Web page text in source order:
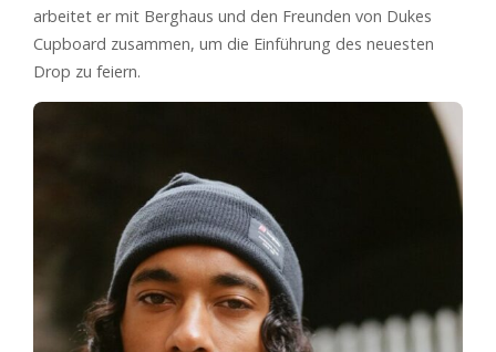
arbeitet er mit Berghaus und den Freunden von Dukes
Cupboard zusammen, um die Einführung des neuesten
Drop zu feiern.